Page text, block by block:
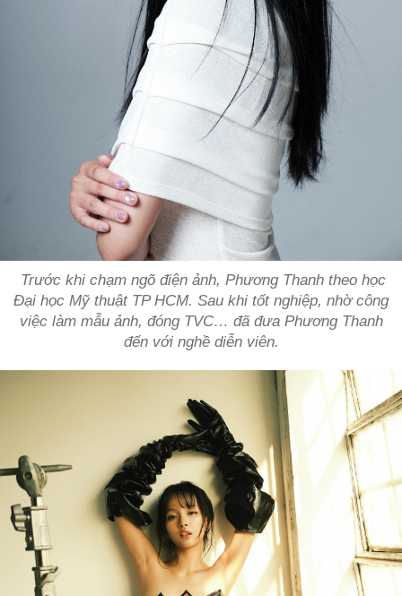
Trước khi chạm ngõ điện ảnh, Phương Thanh theo học
Đại học Mỹ thuật TP HCM. Sau khi tốt nghiệp, nhờ công
việc làm mẫu ảnh, đóng TVC… đã đưa Phương Thanh
đến với nghề diễn viên.